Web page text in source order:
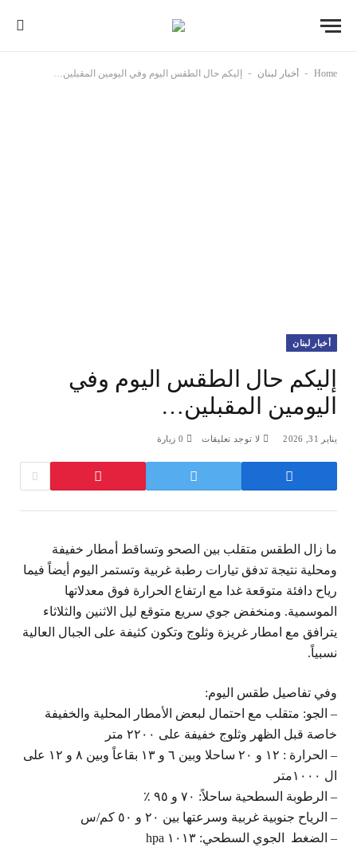
Home
- أخبار لبنان - إليكم حال الطقس اليوم وفي اليومين المقبلين…
أخبار لبنان
إليكم حال الطقس اليوم وفي
اليومين المقبلين…
يناير 31, 2026 لا توجد تعليقات 0 زيارة
ما زال الطقس متقلب بين الصحو وتساقط أمطار خفيفة
ومحلية نتيجة تدفق تيارات رطبة غربية وتستمر اليوم أيضاً فيما
رياح دافئة متوقعة غدا مع ارتفاع الحرارة فوق معدلاتها
الموسمية. ومنخفض جوي سريع متوقع ليل الاثنين والثلاثاء
يترافق مع امطار غريزة وثلوج وتكون كثيفة على الجبال العالية
نسبياً.
وفي تفاصيل طقس اليوم:
– الجو: متقلب مع احتمال لبعض الأمطار المحلية والخفيفة
خاصة قبل الظهر وثلوج خفيفة على ٢٢٠٠ متر
– الحرارة : ١٢ و ٢٠ ساحلا وبين ٦ و ١٣ بقاعاً وبين ٨ و ١٢ على
ال ١٠٠٠متر
– الرطوبة السطحية ساحلاً: ٧٠ و ٩٥ ٪
– الرياح جنوبية غربية وسرعتها بين ٢٠ و ٥٠ كم/س
– الضغط الجوي السطحي: ١٠١٣ hpa